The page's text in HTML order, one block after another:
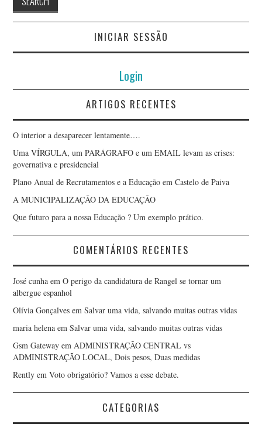
INICIAR SESSÃO
Login
ARTIGOS RECENTES
O interior a desaparecer lentamente….
Uma VÍRGULA, um PARÁGRAFO e um EMAIL levam as crises:
governativa e presidencial
Plano Anual de Recrutamentos e a Educação em Castelo de Paiva
A MUNICIPALIZAÇÃO DA EDUCAÇÃO
Que futuro para a nossa Educação ? Um exemplo prático.
COMENTÁRIOS RECENTES
José cunha emO perigo da candidatura de Rangel se tornar um
albergue espanhol
Olívia Gonçalves emSalvar uma vida, salvando muitas outras vidas
maria helena emSalvar uma vida, salvando muitas outras vidas
Gsm Gateway em ADMINISTRAÇÃO CENTRAL vs
ADMINISTRAÇÃO LOCAL, Dois pesos, Duas medidas
Rently emVoto obrigatório? Vamos a esse debate.
CATEGORIAS